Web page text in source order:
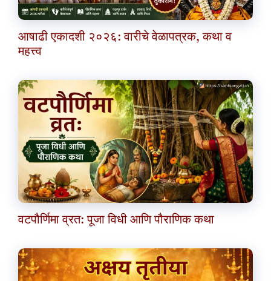
आषाढी एकादशी २०२६: वारीचे वेळापत्रक, कथा व
महत्त्व
वटपौर्णिमा व्रत: पूजा विधी आणि पौराणिक कथा